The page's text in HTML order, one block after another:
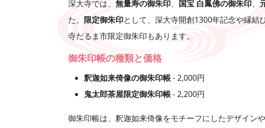
深大寺では、 無量寿の御朱印、 国宝 白鳳佛の御朱印、
た、 限定御朱印として、深大寺開創1300年記念や縁
寺だるま市限定御朱印もあります。
御朱印帳の種類と価格
釈迦如来倚像の御朱印帳- 2,000円
鬼太郎茶屋限定御朱印帳- 2,200円
御朱印帳は、釈迦如来倚像をモチーフにしたデザイン